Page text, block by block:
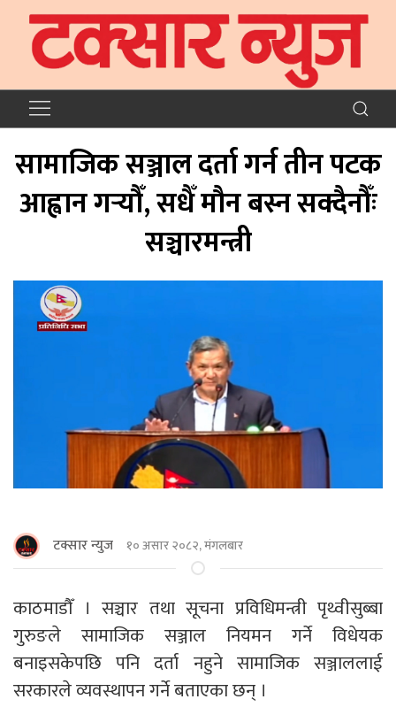
सामाजिक सञ्जाल दर्ता गर्न तीन पटक
आह्वान गर्‍यौँ, सधैँ मौन बस्न सक्दैनौँः
सञ्चारमन्त्री
टक्सार न्युज १० असार २०८२, मंगलबार
काठमाडाैँ । सञ्चार तथा सूचना प्रविधिमन्त्री पृथ्वीसुब्बा
गुरुङले सामाजिक सञ्जाल नियमन गर्ने विधेयक
बनाइसकेपछि पनि दर्ता नहुने सामाजिक सञ्जाललाई
सरकारले व्यवस्थापन गर्ने बताएका छन् ।